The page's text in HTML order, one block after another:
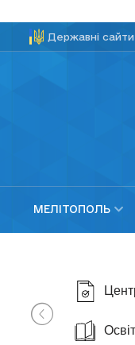
Державні сайти
МЕЛІТОПОЛЬ